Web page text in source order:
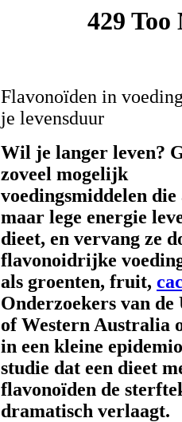
Flavonoïden in
je levensduur
Wil je langer leven?
zoveel mogelijk
voedingsmiddelen die
maar lege energie
dieet, en vervang ze
flavonoidrijke
als groenten, fruit,
Onderzoekers van
of Western Australia
in een kleine
studie dat een dieet
flavonoïden de
dramatisch verlaagt.